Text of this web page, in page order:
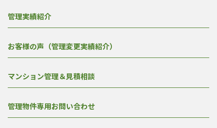
管理実績紹介
お客様の声（管理変更実績紹介）
マンション管理＆見積相談
管理物件専用お問い合わせ